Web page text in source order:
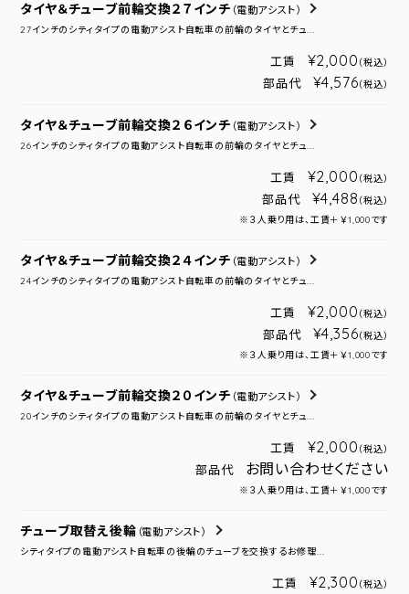
タイヤ＆チューブ前輪交換２７インチ （電動アシスト）
27インチのシティタイプの電動アシスト自転車の前輪のタイヤとチュ...
工賃 ¥2,000 （税込）
部品代 ¥4,576（税込）
タイヤ＆チューブ前輪交換２６インチ （電動アシスト）
26インチのシティタイプの電動アシスト自転車の前輪のタイヤとチュ...
工賃 ¥2,000 （税込）
部品代 ¥4,488 （税込）
※３人乗り用は、工賃＋￥1,000です
タイヤ＆チューブ前輪交換２４インチ （電動アシスト）
24インチのシティタイプの電動アシスト自転車の前輪のタイヤとチュ...
工賃 ¥2,000 （税込）
部品代 ¥4,356（税込）
※３人乗り用は、工賃＋￥1,000です
タイヤ＆チューブ前輪交換２０インチ （電動アシスト）
20インチのシティタイプの電動アシスト自転車の前輪のタイヤとチュ...
工賃 ¥2,000 （税込）
部品代 お問い合わせください
※３人乗り用は、工賃＋￥1,000です
チューブ取替え後輪 （電動アシスト）
シティタイプの電動アシスト自転車の後輪のチューブを交換するお修理...
工賃 ¥2,300 （税込）